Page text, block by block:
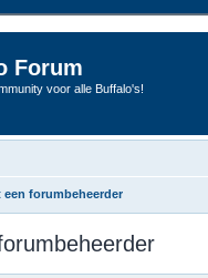
Forum
voor alle Buffalo's!
forumbeheerder